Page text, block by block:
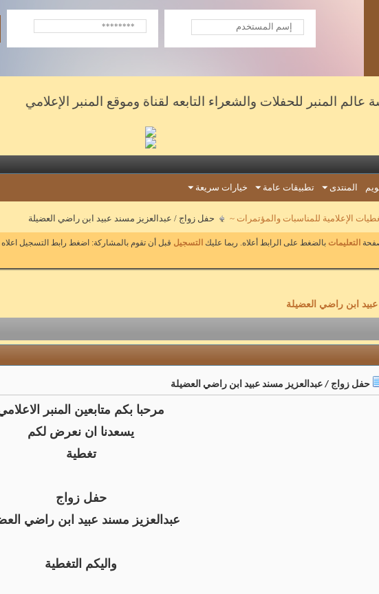
للحفلات والشعراء التابعه لقناة وموقع المنبر الإعلامي
المنتدى تطبيقات عامة خيارات سريعة
الإعلامية للمناسبات والمؤتمرات ~ حفل زواج / عبدالعزيز مسند عبيد ابن راضي العضيلة
التعليمات بالضغط على الرابط أعلاه. ربما عليك التسجيل قبل أن تقوم بالمشاركة: اضغط رابط التسجيل
ابن راضي العضيلة
حفل زواج / عبدالعزيز مسند عبيد ابن راضي العضيلة
مرحبا بكم متابعين المنبر
يسعدنا ان نعرض لكم
تغطية
حفل زواج
عبدالعزيز مسند عبيد ابن راضي
واليكم التغطية